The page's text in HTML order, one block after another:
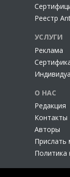
Реестр
УСЛУГИ
Реклама
О НАС
Редакция
Контакты
Авторы
Прислать
Политика